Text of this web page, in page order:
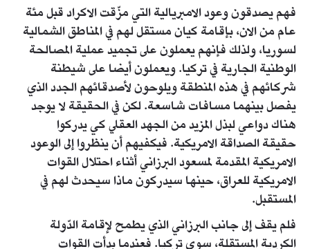
فهم يصدقون وعود الامبريالية التي مزّقت الاكراد قبل مئة
عام من الان، بإقامة كيان مستقل لهم في المناطق الشمالية
لسوريا، ولذلك فإنهم يعملون على تجميد عملية المصالحة
الوطنية الجارية في تركيا. ويعملون أيضا على شيطنة
شركائهم في هذه المنطقة ويلوحون لأصدقائهم الجدد الذي
يفصل بينهما مسافات شاسعة. لكن في الحقيقة لا يوجد
هناك دواعي لبذل المزيد من الجهد العقلي كي يدركوا
حقيقة الصداقة الامريكية. فيكفيهم أن ينظروا إلى الوعود
الامريكية المقدمة لمسعود البرزاني أثناء احتلال القوات
الامريكية للعراق، حينها سيدركون ماذا سيحدث لهم في
المستقبل.
فلم يقف إلى جانب البرزاني الذي يطمح لإقامة الدّولة
الكردية المستقلة، سوى تركيا. فعندما بدأت القوات